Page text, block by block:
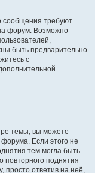
сообщения требуют
форум. Возможно
быть предварительно
с
темы, вы можете
Если этого не
тем могла быть
повторного поднятия
ответив на неё,